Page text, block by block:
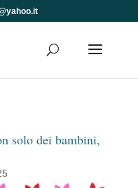
solo dei bambini,